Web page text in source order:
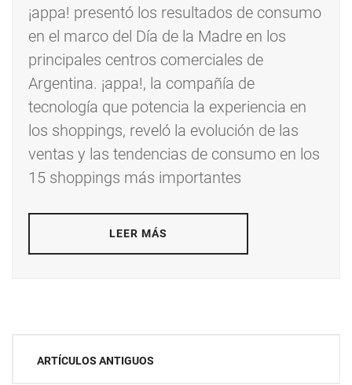
¡appa! presentó los resultados de consumo
en el marco del Día de la Madre en los
principales centros comerciales de
Argentina. ¡appa!, la compañía de
tecnología que potencia la experiencia en
los shoppings, reveló la evolución de las
ventas y las tendencias de consumo en los
15 shoppings más importantes
LEER MÁS
Navegación
ARTÍCULOS ANTIGUOS